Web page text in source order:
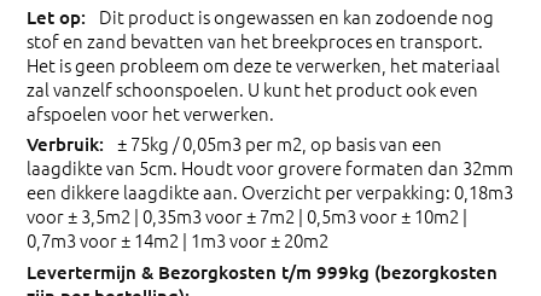
Dit product is ongewassen en kan zodoende nog
stof en zand bevatten van het breekproces en transport.
Het is geen probleem om deze te verwerken, het materiaal
zal vanzelf schoonspoelen. U kunt het product ook even
afspoelen voor het verwerken.
± 75kg / 0,05m3 per m2, op basis van een
laagdikte van 5cm. Houdt voor grovere formaten dan 32mm
een dikkere laagdikte aan. Overzicht per verpakking: 0,18m3
voor ± 3,5m2 | 0,35m3 voor ± 7m2 | 0,5m3 voor ± 10m2 |
0,7m3 voor ± 14m2 | 1m3 voor ± 20m2